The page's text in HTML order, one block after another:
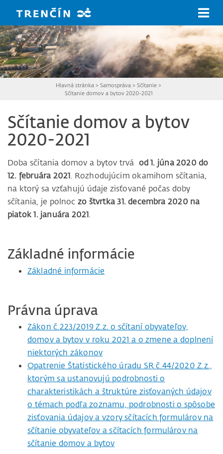
Hlavná stránka >Samospráva >Sčítanie >
Sčítanie domov a bytov 2020-2021
Sčítanie domov a bytov
2020-2021
Doba sčítania domov a bytov trvá od 1. júna 2020 do
12. februára 2021. Rozhodujúcim okamihom sčítania,
na ktorý sa vzťahujú údaje zisťované počas doby
sčítania, je polnoczo štvrtka 31. decembra 2020 na
piatok 1. januára 2021.
Základné informácie
Základné informácie
Právna úprava
Zákon č.223/2019 Z.z. o sčítaní obyvateľov,
domov a bytov v roku 2021 a o zmene a doplnení
niektorých zákonov
Opatrenie Štatistického úradu SR č.44/2020 Z.z.,
ktorým sa ustanovujú podrobnosti o
charakteristikách a štruktúre zisťovaných údajov
o témach podľa zoznamu, podrobnosti o spôsobe
zisťovania údajov a vzory sčítacích formulárov na
sčítanie obyvateľov a sčítacích formulárov na
sčítanie domov a bytov